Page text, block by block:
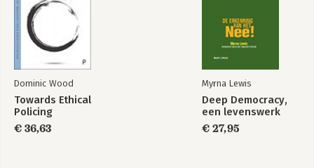
Dominic Wood
Towards Ethical
Policing
€ 36,63
Myrna Lewis
Deep Democracy,
een levenswerk
€ 27,95